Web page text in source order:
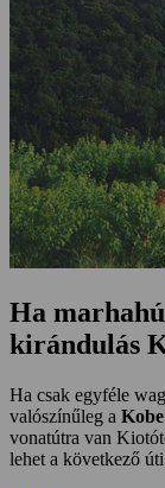
Ha
kirándulás
Ha csak egyféle
valószínűleg a
vonatútra van
lehet a következő